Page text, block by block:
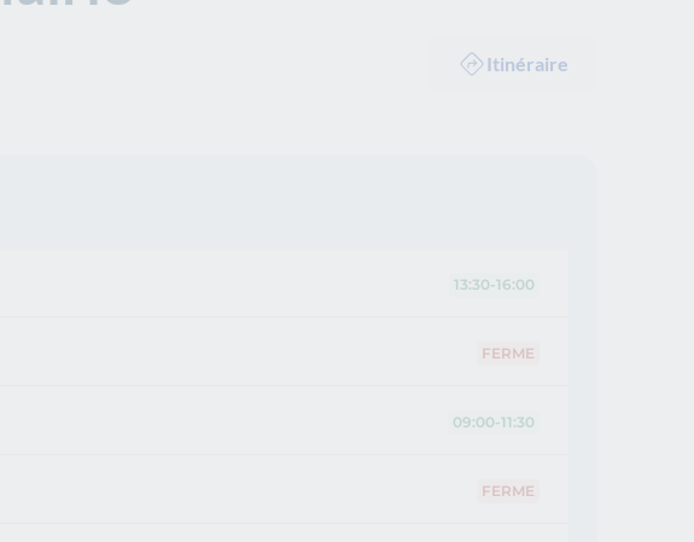
Itinéraire
13:30-16:00
FERME
09:00-11:30
FERME